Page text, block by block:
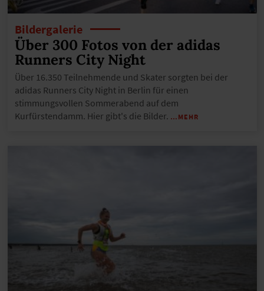
Bildergalerie
Über 300 Fotos von der adidas
Runners City Night
Über 16.350 Teilnehmende und Skater sorgten bei der
adidas Runners City Night in Berlin für einen
stimmungsvollen Sommerabend auf dem
Kurfürstendamm. Hier gibt's die Bilder. …MEHR